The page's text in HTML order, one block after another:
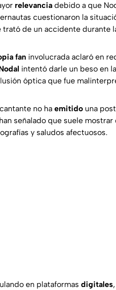
relevancia debido a que
cuestionaron la
trató de un accidente durante
fan involucrada aclaró en
intentó darle un beso en
óptica que fue
no ha emitido una
señalado que suele
y saludos afectuosos.
en plataformas digitales